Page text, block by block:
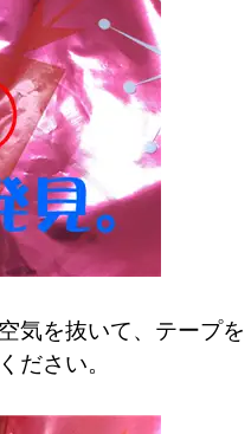
気を抜いて、テープを
ださい。